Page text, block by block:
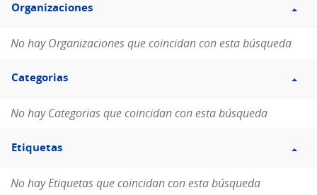
Organizaciones
Organizaciones
No hay Organizaciones que coincidan con esta búsqueda
Filtro
Categorias
Categorias
No hay Categorias que coincidan con esta búsqueda
Filtro
Etiquetas
Etiquetas
No hay Etiquetas que coincidan con esta búsqueda